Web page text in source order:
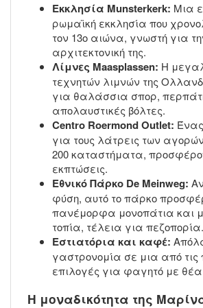
Εκκλησία Munsterkerk: Μια
ρωμαϊκή εκκλησία που
τον 13ο αιώνα, γνωστή για
αρχιτεκτονική της.
Λίμνες Maasplassen: Η
τεχνητών λιμνών της
για θαλάσσια σπορ,
απολαυστικές βόλτες.
Centro Roermond Outlet:
για τους λάτρεις των
200 καταστήματα,
εκπτώσεις.
Εθνικό Πάρκο De Meinweg:
φύση, αυτό το πάρκο
πανέμορφα μονοπάτια και
τοπία, τέλεια για πεζοπορία.
Εστιατόρια και καφέ:
γαστρονομία σε μια από τις
επιλογές για φαγητό με
Η μοναδικότητα της